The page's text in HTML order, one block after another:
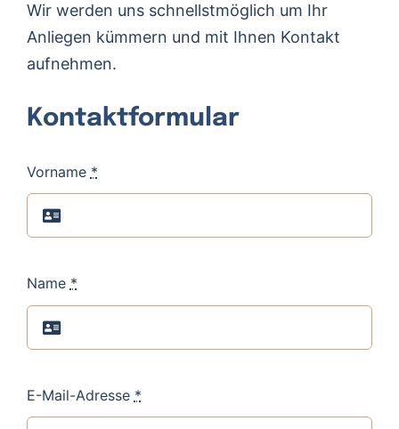
Wir werden uns schnellstmöglich um Ihr
Anliegen kümmern und mit Ihnen Kontakt
aufnehmen.
Kontaktformular
Vorname *
Name *
E-Mail-Adresse *